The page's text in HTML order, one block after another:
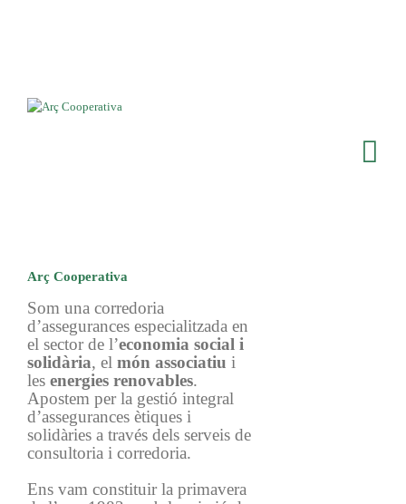
Arç Cooperativa
Som una corredoria
d’assegurances especialitzada en
el sector de l’economia social i
solidària, el món associatiu i
les energies renovables.
Apostem per la gestió integral
d’assegurances ètiques i
solidàries a través dels serveis de
consultoria i corredoria.
Ens vam constituir la primavera